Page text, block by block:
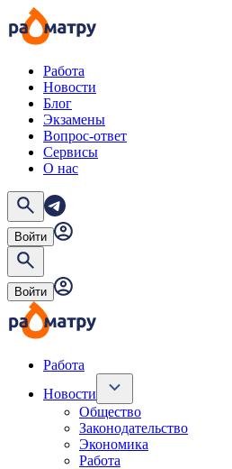
Работа
Новости
Блог
Экзамены
Вопрос-ответ
Сервисы
О нас
Войти
Войти
Работа
Новости
Общество
Законодательство
Экономика
Работа